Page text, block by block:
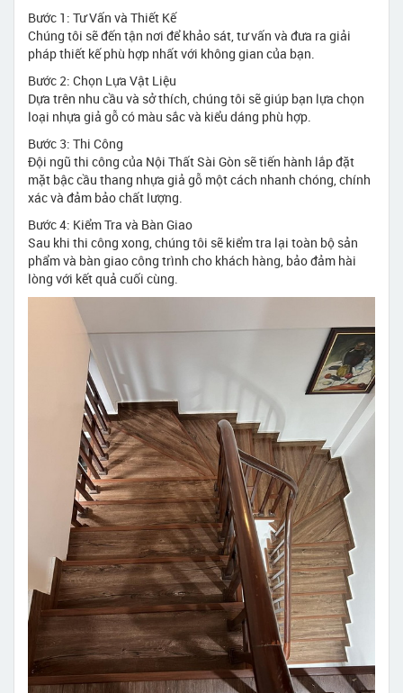
Bước 1: Tư Vấn và Thiết Kế
Chúng tôi sẽ đến tận nơi để khảo sát, tư vấn và đưa ra giải
pháp thiết kế phù hợp nhất với không gian của bạn.
Bước 2: Chọn Lựa Vật Liệu
Dựa trên nhu cầu và sở thích, chúng tôi sẽ giúp bạn lựa chọn
loại nhựa giả gỗ có màu sắc và kiểu dáng phù hợp.
Bước 3: Thi Công
Đội ngũ thi công của Nội Thất Sài Gòn sẽ tiến hành lắp đặt
mặt bậc cầu thang nhựa giả gỗ một cách nhanh chóng, chính
xác và đảm bảo chất lượng.
Bước 4: Kiểm Tra và Bàn Giao
Sau khi thi công xong, chúng tôi sẽ kiểm tra lại toàn bộ sản
phẩm và bàn giao công trình cho khách hàng, bảo đảm hài
lòng với kết quả cuối cùng.